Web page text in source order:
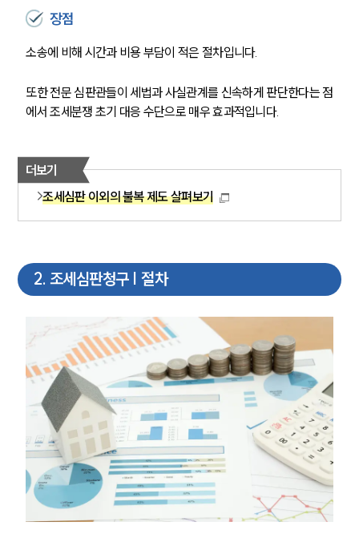
장점
소송에 비해 시간과 비용 부담이 적은 절차입니다.
또한 전문 심판관들이 세법과 사실관계를 신속하게 판단한다는 점
에서 조세분쟁 초기 대응 수단으로 매우 효과적입니다.
더보기
조세심판 이외의 불복 제도 살펴보기
2. 조세심판청구 | 절차